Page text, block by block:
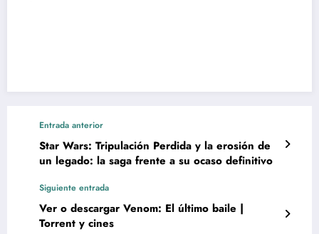
Entrada anterior
Star Wars: Tripulación Perdida y la erosión de
un legado: la saga frente a su ocaso definitivo
Siguiente entrada
Ver o descargar Venom: El último baile |
Torrent y cines